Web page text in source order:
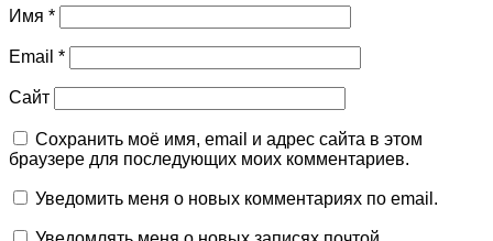
Имя *
Email *
Сайт
Сохранить моё имя, email и адрес сайта в этом
браузере для последующих моих комментариев.
Уведомить меня о новых комментариях по email.